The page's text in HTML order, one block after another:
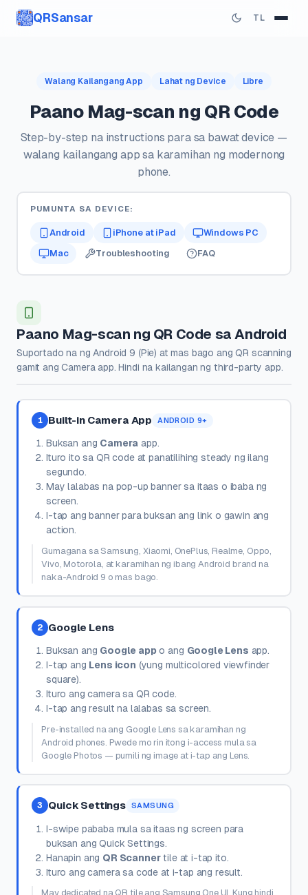
QRSansar TL
Walang Kailangang App Lahat ng Device Libre
Paano Mag-scan ng QR Code
Step-by-step na instructions para sa bawat device —
walang kailangang app sa karamihan ng modernong
phone.
PUMUNTA SA DEVICE:
Android iPhone at iPad Windows PC
Mac Troubleshooting FAQ
Paano Mag-scan ng QR Code sa Android
Suportado na ng Android 9 (Pie) at mas bago ang QR scanning
gamit ang Camera app. Hindi na kailangan ng third-party app.
1 Built-in Camera App ANDROID 9+
Buksan ang Camera app.
Ituro ito sa QR code at panatilihing steady ng ilang
segundo.
May lalabas na pop-up banner sa itaas o ibaba ng
screen.
I-tap ang banner para buksan ang link o gawin ang
action.
Gumagana sa Samsung, Xiaomi, OnePlus, Realme, Oppo,
Vivo, Motorola, at karamihan ng ibang Android brand na
naka-Android 9 o mas bago.
2 Google Lens
Buksan ang Google app o ang Google Lens app.
I-tap ang Lens icon (yung multicolored viewfinder
square).
Ituro ang camera sa QR code.
I-tap ang result na lalabas sa screen.
Pre-installed na ang Google Lens sa karamihan ng
Android phones. Pwede mo rin itong i-access mula sa
Google Photos — pumili ng image at i-tap ang Lens.
3 Quick Settings SAMSUNG
I-swipe pababa mula sa itaas ng screen para
buksan ang Quick Settings.
Hanapin ang QR Scannertile at i-tap ito.
Ituro ang camera sa code at i-tap ang result.
May dedicated na QR tile ang Samsung One UI. Kung hindi